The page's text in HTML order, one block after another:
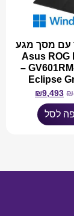
עם מסך מגע
Asus ROG
GV601RM-M6051W –
₪
₪9,493
לסל